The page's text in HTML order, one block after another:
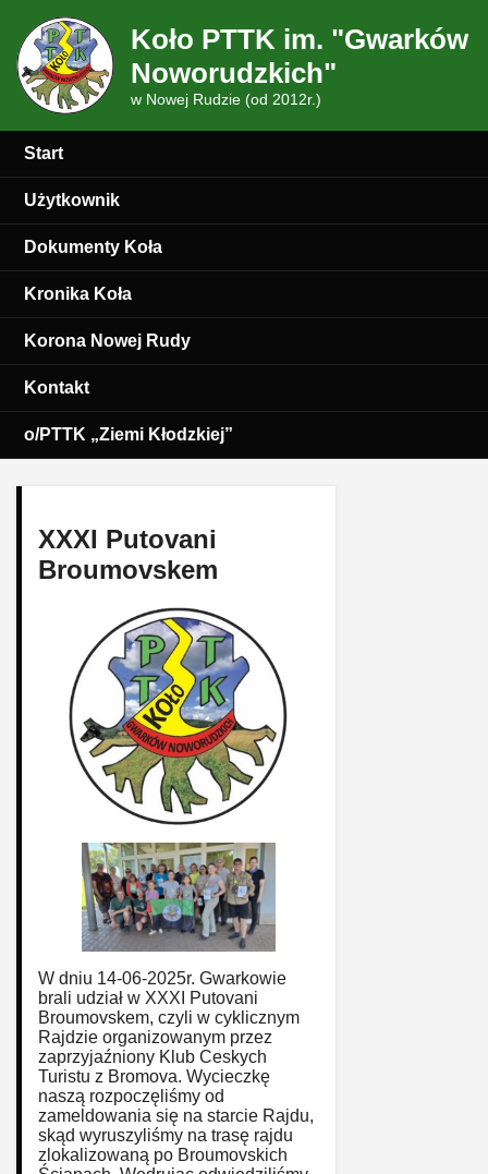
Koło PTTK im. "Gwarków
Noworudzkich"
w Nowej Rudzie (od 2012r.)
Start
Użytkownik
Dokumenty Koła
Kronika Koła
Korona Nowej Rudy
Kontakt
o/PTTK „Ziemi Kłodzkiej”
XXXI Putovani
Broumovskem
W dniu 14-06-2025r. Gwarkowie
brali udział w XXXI Putovani
Broumovskem, czyli w cyklicznym
Rajdzie organizowanym przez
zaprzyjaźniony Klub Ceskych
Turistu z Bromova. Wycieczkę
naszą rozpoczęliśmy od
zameldowania się na starcie Rajdu,
skąd wyruszyliśmy na trasę rajdu
zlokalizowaną po Broumovskich